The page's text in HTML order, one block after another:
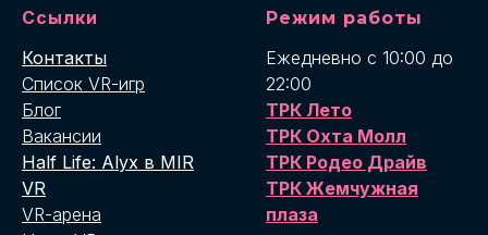
Ссылки
Контакты
Список VR-игр
Блог
Вакансии
Half Life: Alyx в MIR
VR
VR-арена
Режим работы
Ежедневно с 10:00 до
22:00
ТРК Лето
ТРК Охта Молл
ТРК Родео Драйв
ТРК Жемчужная
плаза